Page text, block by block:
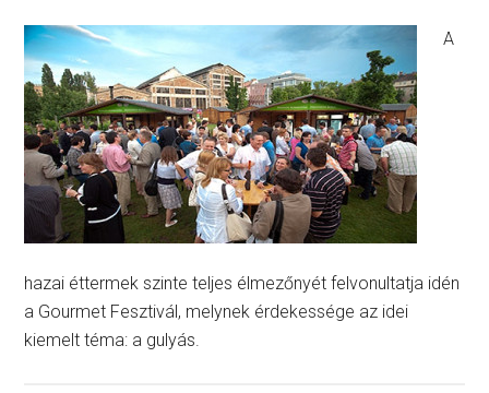
A
hazai éttermek szinte teljes élmezőnyét felvonultatja idén
a Gourmet Fesztivál, melynek érdekessége az idei
kiemelt téma: a gulyás.